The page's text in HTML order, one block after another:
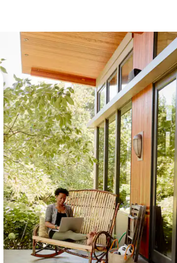
as seta para cima e para baixo do teclado ou